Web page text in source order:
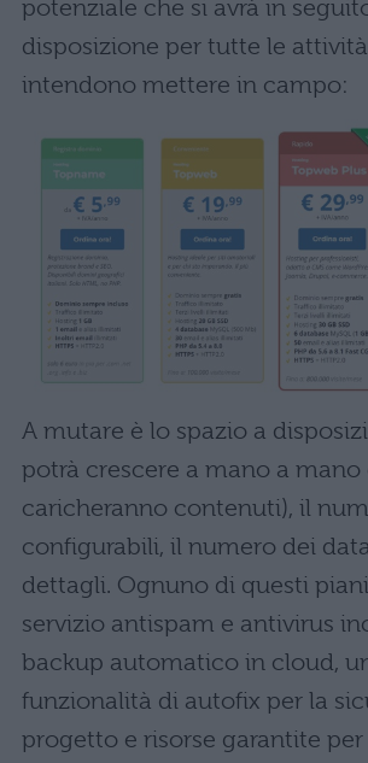
potenziale che si avrà in
disposizione per tutte le
intendono mettere in campo:
A mutare è lo spazio a
potrà crescere a mano a mano
caricheranno contenuti), il
configurabili, il numero dei
dettagli. Ognuno di questi
servizio antispam e antivirus
backup automatico in cloud,
funzionalità di autofix per la
progetto e risorse garantite